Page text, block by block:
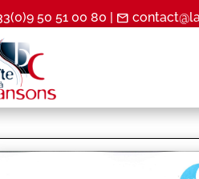
50 51 00 80 | mail